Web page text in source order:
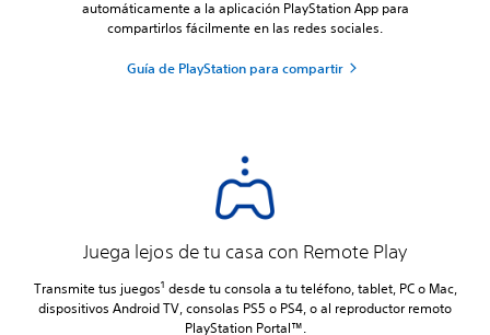
automáticamente a la aplicación PlayStation App para
compartirlos fácilmente en las redes sociales.
Guía de PlayStation para compartir
Juega lejos de tu casa con Remote Play
Transmite tus juegos1 desde tu consola a tu teléfono, tablet, PC o Mac,
dispositivos Android TV, consolas PS5 o PS4, o al reproductor remoto
PlayStation Portal™.